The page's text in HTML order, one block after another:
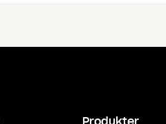
Produkter